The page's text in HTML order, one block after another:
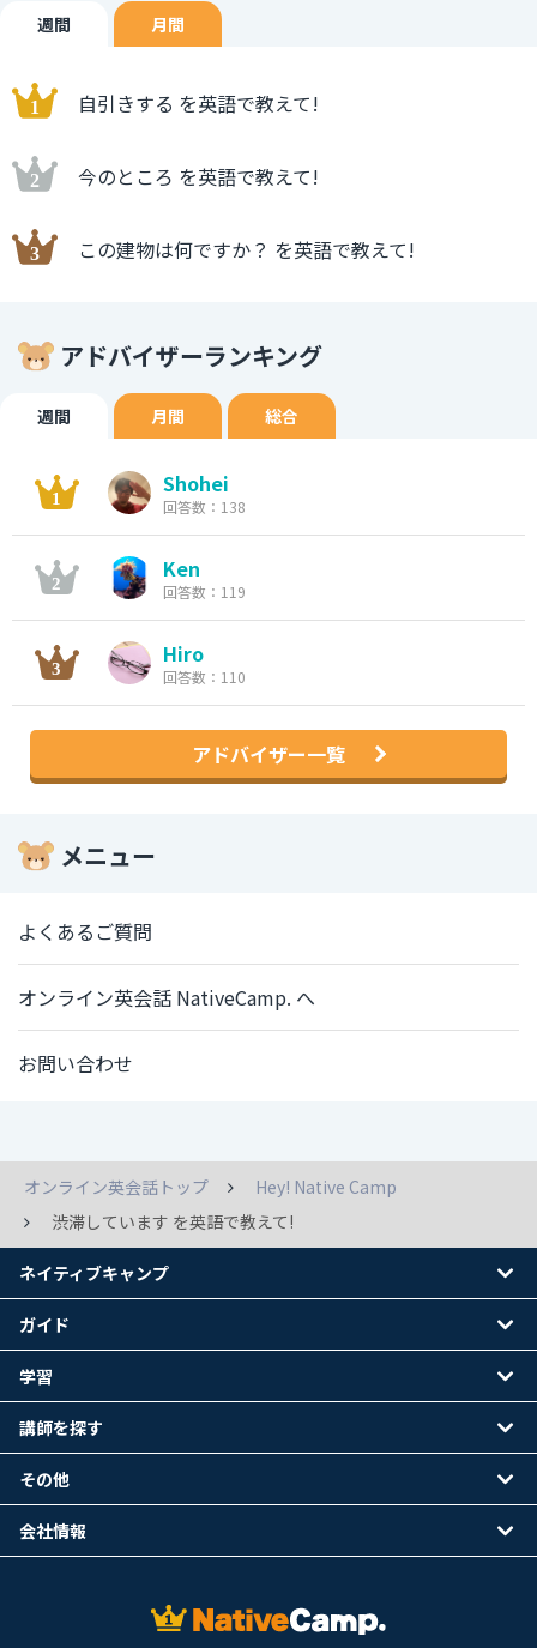
週間 月間
自引きする を英語で教えて!
今のところ を英語で教えて!
この建物は何ですか？ を英語で教えて!
アドバイザーランキング
週間 月間 総合
Shohei
回答数：138
Ken
回答数：119
Hiro
回答数：110
アドバイザー一覧
メニュー
よくあるご質問
オンライン英会話 NativeCamp. へ
お問い合わせ
オンライン英会話トップ
Hey! Native Camp
渋滞しています を英語で教えて!
ネイティブキャンプ
ガイド
学習
講師を探す
その他
会社情報